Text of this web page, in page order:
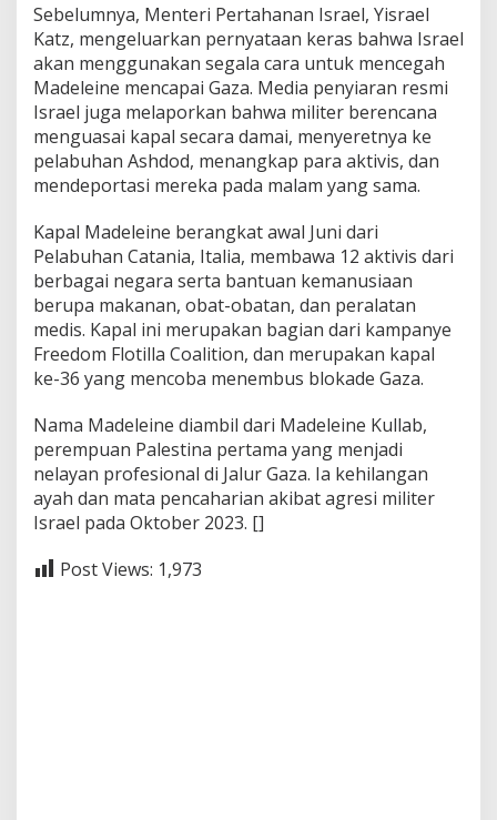
Sebelumnya, Menteri Pertahanan Israel, Yisrael
Katz, mengeluarkan pernyataan keras bahwa Israel
akan menggunakan segala cara untuk mencegah
Madeleine mencapai Gaza. Media penyiaran resmi
Israel juga melaporkan bahwa militer berencana
menguasai kapal secara damai, menyeretnya ke
pelabuhan Ashdod, menangkap para aktivis, dan
mendeportasi mereka pada malam yang sama.
Kapal Madeleine berangkat awal Juni dari
Pelabuhan Catania, Italia, membawa 12 aktivis dari
berbagai negara serta bantuan kemanusiaan
berupa makanan, obat-obatan, dan peralatan
medis. Kapal ini merupakan bagian dari kampanye
Freedom Flotilla Coalition, dan merupakan kapal
ke-36 yang mencoba menembus blokade Gaza.
Nama Madeleine diambil dari Madeleine Kullab,
perempuan Palestina pertama yang menjadi
nelayan profesional di Jalur Gaza. Ia kehilangan
ayah dan mata pencaharian akibat agresi militer
Israel pada Oktober 2023. []
Post Views: 1,973